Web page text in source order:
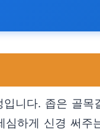
니다. 좁은 골
하게 신경 써